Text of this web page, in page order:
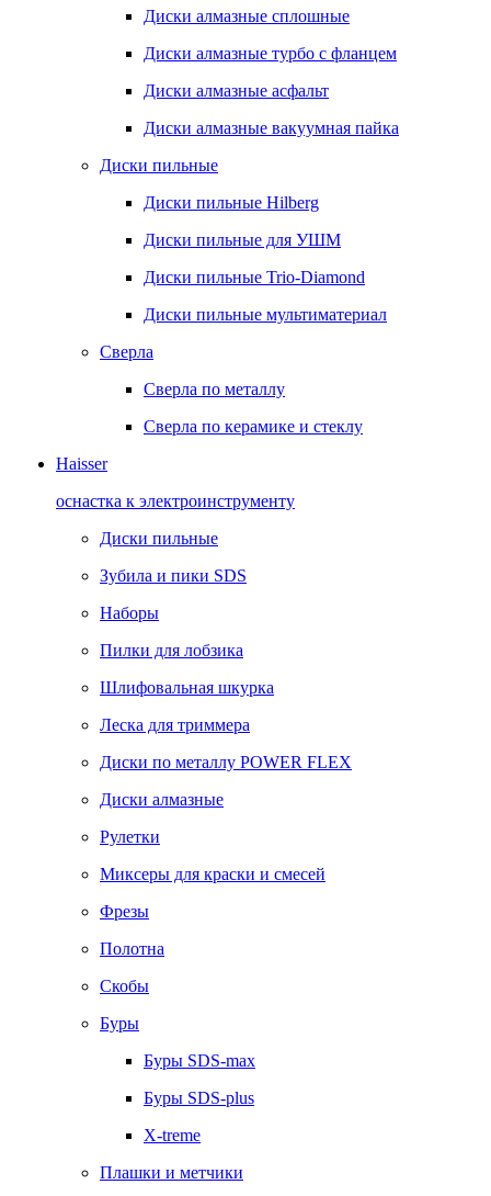
Диски алмазные сплошные
Диски алмазные турбо с фланцем
Диски алмазные асфальт
Диски алмазные вакуумная пайка
Диски пильные
Диски пильные Hilberg
Диски пильные для УШМ
Диски пильные Trio-Diamond
Диски пильные мультиматериал
Сверла
Сверла по металлу
Сверла по керамике и стеклу
Haisser
оснастка к электроинструменту
Диски пильные
Зубила и пики SDS
Наборы
Пилки для лобзика
Шлифовальная шкурка
Леска для триммера
Диски по металлу POWER FLEX
Диски алмазные
Рулетки
Миксеры для краски и смесей
Фрезы
Полотна
Скобы
Буры
Буры SDS-max
Буры SDS-plus
X-treme
Плашки и метчики